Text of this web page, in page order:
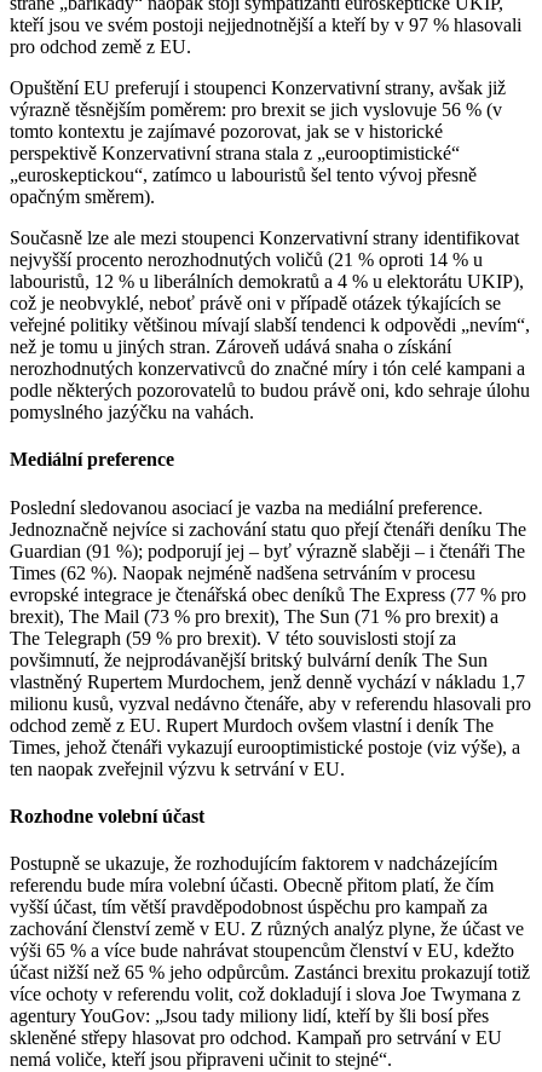
kteří jsou ve svém postoji nejjednotnější a kteří by v 97 % hlasovali
pro odchod země z EU.
Opuštění EU preferují i stoupenci Konzervativní strany, avšak již
výrazně těsnějším poměrem: pro brexit se jich vyslovuje 56 % (v
tomto kontextu je zajímavé pozorovat, jak se v historické
perspektivě Konzervativní strana stala z „eurooptimistické“
„euroskeptickou“, zatímco u labouristů šel tento vývoj přesně
opačným směrem).
Současně lze ale mezi stoupenci Konzervativní strany identifikovat
nejvyšší procento nerozhodnutých voličů (21 % oproti 14 % u
labouristů, 12 % u liberálních demokratů a 4 % u elektorátu UKIP),
což je neobvyklé, neboť právě oni v případě otázek týkajících se
veřejné politiky většinou mívají slabší tendenci k odpovědi „nevím“,
než je tomu u jiných stran. Zároveň udává snaha o získání
nerozhodnutých konzervativců do značné míry i tón celé kampani a
podle některých pozorovatelů to budou právě oni, kdo sehraje úlohu
pomyslného jazýčku na vahách.
Mediální preference
Poslední sledovanou asociací je vazba na mediální preference.
Jednoznačně nejvíce si zachování statu quo přejí čtenáři deníku The
Guardian (91 %); podporují jej – byť výrazně slaběji – i čtenáři The
Times (62 %). Naopak nejméně nadšena setrváním v procesu
evropské integrace je čtenářská obec deníků The Express (77 % pro
brexit), The Mail (73 % pro brexit), The Sun (71 % pro brexit) a
The Telegraph (59 % pro brexit). V této souvislosti stojí za
povšimnutí, že nejprodávanější britský bulvární deník The Sun
vlastněný Rupertem Murdochem, jenž denně vychází v nákladu 1,7
milionu kusů, vyzval nedávno čtenáře, aby v referendu hlasovali pro
odchod země z EU. Rupert Murdoch ovšem vlastní i deník The
Times, jehož čtenáři vykazují eurooptimistické postoje (viz výše), a
ten naopak zveřejnil výzvu k setrvání v EU.
Rozhodne volební účast
Postupně se ukazuje, že rozhodujícím faktorem v nadcházejícím
referendu bude míra volební účasti. Obecně přitom platí, že čím
vyšší účast, tím větší pravděpodobnost úspěchu pro kampaň za
zachování členství země v EU. Z různých analýz plyne, že účast ve
výši 65 % a více bude nahrávat stoupencům členství v EU, kdežto
účast nižší než 65 % jeho odpůrcům. Zastánci brexitu prokazují totiž
více ochoty v referendu volit, což dokladují i slova Joe Twymana z
agentury YouGov: „Jsou tady miliony lidí, kteří by šli bosí přes
skleněné střepy hlasovat pro odchod. Kampaň pro setrvání v EU
nemá voliče, kteří jsou připraveni učinit to stejné“.